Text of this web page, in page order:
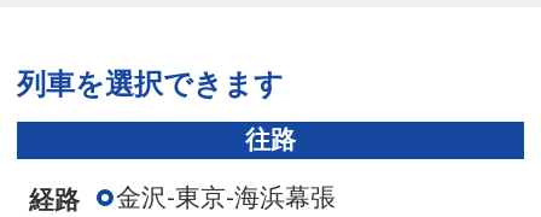
列車を選択できます
往路
経路
金沢-東京-海浜幕張